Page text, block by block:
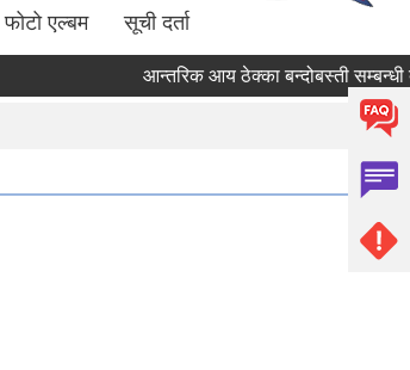
फोटो एल्बम सूची दर्ता
आन्तरिक आय ठेक्का बन्दोबस्ती सम्बन्धी